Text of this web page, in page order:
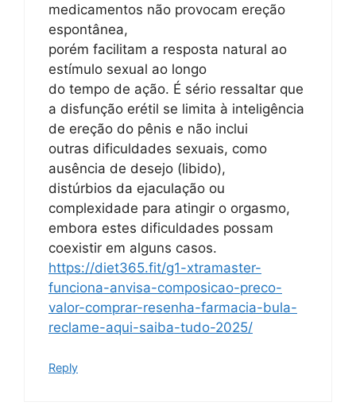
medicamentos não provocam ereção
espontânea,
porém facilitam a resposta natural ao
estímulo sexual ao longo
do tempo de ação. É sério ressaltar que
a disfunção erétil se limita à inteligência
de ereção do pênis e não inclui
outras dificuldades sexuais, como
ausência de desejo (libido),
distúrbios da ejaculação ou
complexidade para atingir o orgasmo,
embora estes dificuldades possam
coexistir em alguns casos.
https://diet365.fit/g1-xtramaster-
funciona-anvisa-composicao-preco-
valor-comprar-resenha-farmacia-bula-
reclame-aqui-saiba-tudo-2025/
Reply